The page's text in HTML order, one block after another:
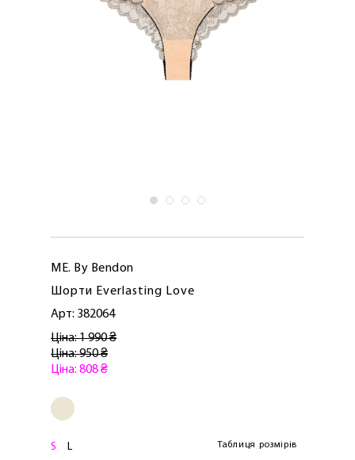
ME. By Bendon
Шорти Everlasting Love
Арт: 382064
Ціна: 1 990 ₴
Ціна: 950 ₴
Ціна: 808 ₴
S L Таблиця розмірів